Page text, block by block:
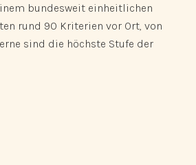
bundesweit einheitlichen
rund 90 Kriterien vor Ort, von
sind die höchste Stufe der